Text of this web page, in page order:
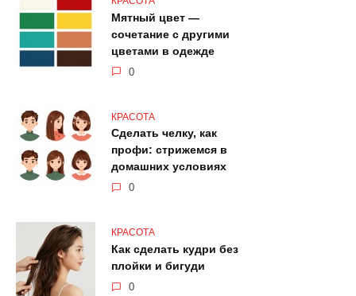
Мятный цвет —
сочетание с другими
цветами в одежде
0
КРАСОТА
Сделать челку, как
профи: стрижемся в
домашних условиях
0
КРАСОТА
Как сделать кудри без
плойки и бигуди
0